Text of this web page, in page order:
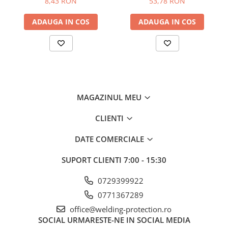
respiratorie
6800 Masca
de
Gri
integrala
ADAUGA IN COS ADAUGA IN COS
MAGAZINUL MEU
CLIENTI
DATE COMERCIALE
SUPORT CLIENTI 7:00 - 15:30
0729399922
0771367289
office@welding-protection.ro
SOCIAL URMARESTE-NE IN SOCIAL MEDIA